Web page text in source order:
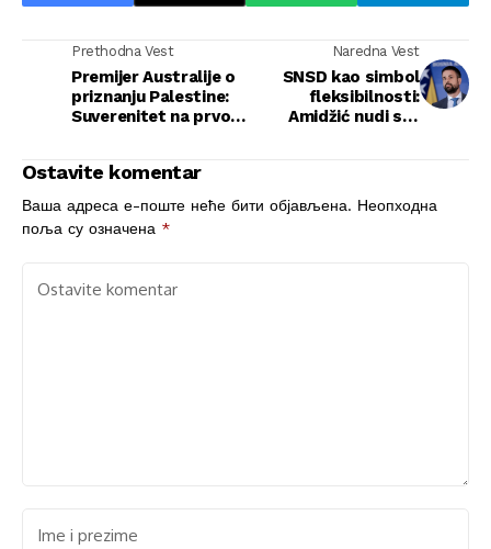
Prethodna Vest
Premijer Australije o
priznanju Palestine:
Suverenitet na prvom
Naredna Vest
SNSD kao simbol
fleksibilnosti:
Amidžić nudi sve
Ostavite komentar
Ваша адреса е-поште неће бити објављена. Неопходна
поља су означена *